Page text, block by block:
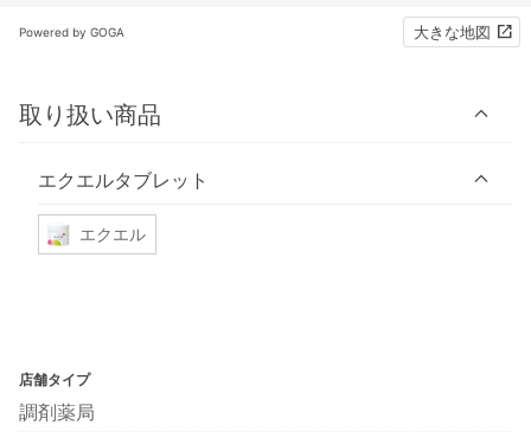
Powered by GOGA 大きな地図
取り扱い商品
エクエルタブレット
エクエル
店舗タイプ
調剤薬局